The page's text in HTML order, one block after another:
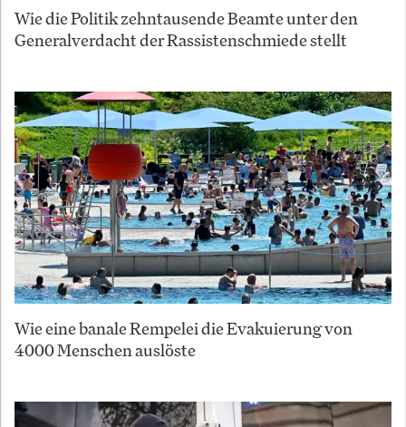
Wie die Politik zehntausende Beamte unter den
Generalverdacht der Rassistenschmiede stellt
Wie eine banale Rempelei die Evakuierung von
4000 Menschen auslöste